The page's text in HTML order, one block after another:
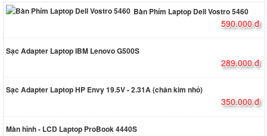
Bàn Phím Laptop Dell Vostro 5460
590.000 đ
Sạc Adapter Laptop IBM Lenovo G500S
289.000 đ
Sạc Adapter Laptop HP Envy 19.5V - 2.31A (chân kim nhỏ)
350.000 đ
Màn hình - LCD Laptop ProBook 4440S